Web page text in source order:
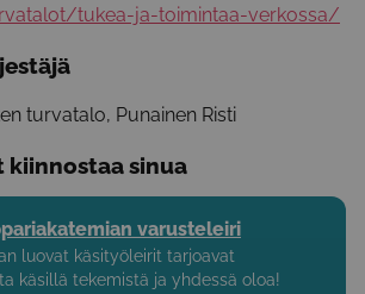
tukea-ja-toimintaa-verkossa/
turvatalo, Punainen Risti
kiinnostaa sinua
varusteleiri
luovat käsityöleirit tarjoavat
käsillä tekemistä ja yhdessä oloa!